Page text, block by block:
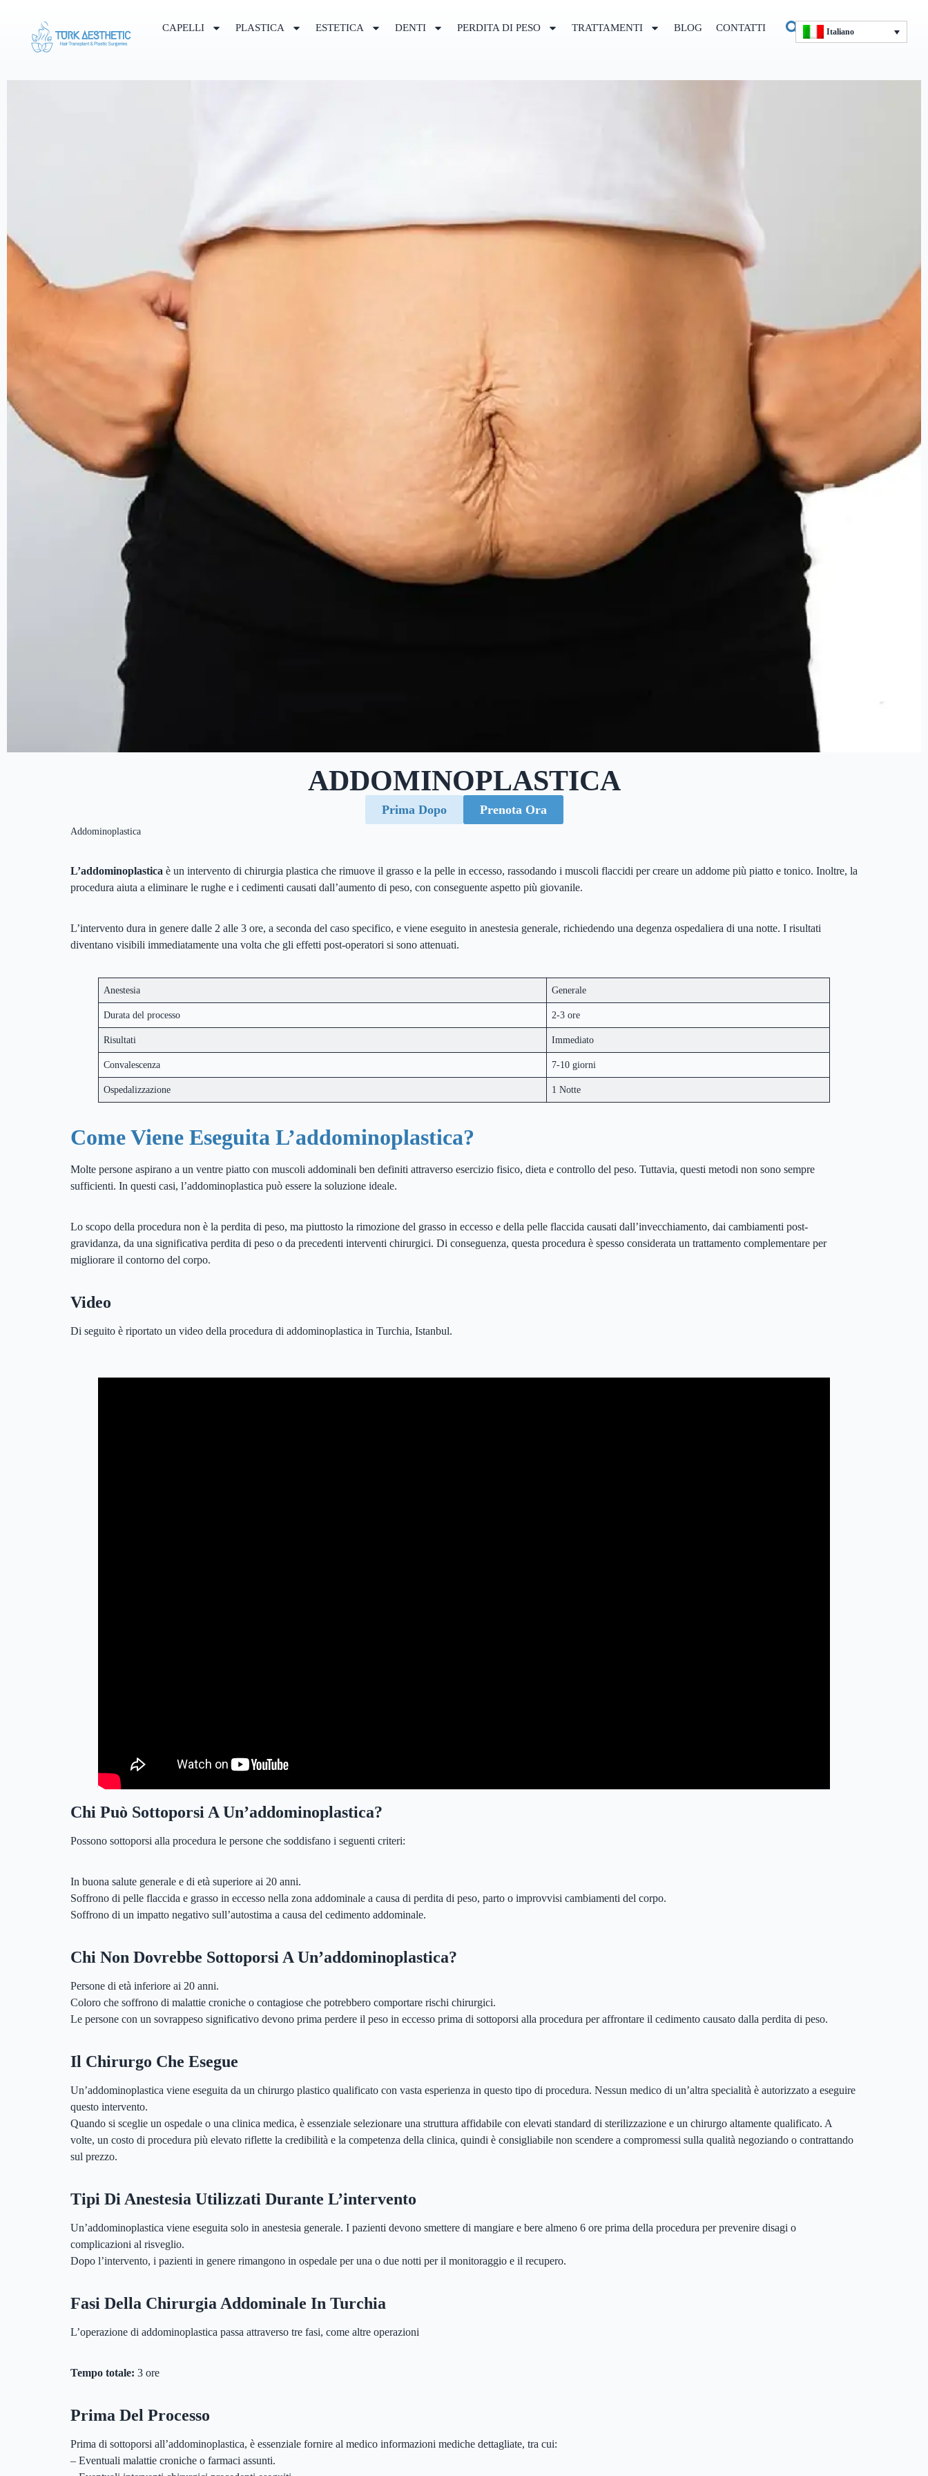
CAPELLI PLASTICA ESTETICA DENTI PERDITA DI PESO TRATTAMENTI BLOG CONTATTI Italiano
ADDOMINOPLASTICA
Prima Dopo Prenota Ora
Addominoplastica
L’addominoplastica è un intervento di chirurgia plastica che rimuove il grasso e la pelle in eccesso, rassodando i muscoli flaccidi per creare un addome più piatto e tonico. Inoltre, la
procedura aiuta a eliminare le rughe e i cedimenti causati dall’aumento di peso, con conseguente aspetto più giovanile.
L’intervento dura in genere dalle 2 alle 3 ore, a seconda del caso specifico, e viene eseguito in anestesia generale, richiedendo una degenza ospedaliera di una notte. I risultati
diventano visibili immediatamente una volta che gli effetti post-operatori si sono attenuati.
Anestesia Generale
Durata del processo 2-3 ore
Risultati Immediato
Convalescenza 7-10 giorni
Ospedalizzazione 1 Notte
Come Viene Eseguita L’addominoplastica?
Molte persone aspirano a un ventre piatto con muscoli addominali ben definiti attraverso esercizio fisico, dieta e controllo del peso. Tuttavia, questi metodi non sono sempre
sufficienti. In questi casi, l’addominoplastica può essere la soluzione ideale.
Lo scopo della procedura non è la perdita di peso, ma piuttosto la rimozione del grasso in eccesso e della pelle flaccida causati dall’invecchiamento, dai cambiamenti post-
gravidanza, da una significativa perdita di peso o da precedenti interventi chirurgici. Di conseguenza, questa procedura è spesso considerata un trattamento complementare per
migliorare il contorno del corpo.
Video
Di seguito è riportato un video della procedura di addominoplastica in Turchia, Istanbul.
Addominoplastica
Chi Può Sottoporsi A Un’addominoplastica?
Possono sottoporsi alla procedura le persone che soddisfano i seguenti criteri:
In buona salute generale e di età superiore ai 20 anni.
Soffrono di pelle flaccida e grasso in eccesso nella zona addominale a causa di perdita di peso, parto o improvvisi cambiamenti del corpo.
Soffrono di un impatto negativo sull’autostima a causa del cedimento addominale.
Chi Non Dovrebbe Sottoporsi A Un’addominoplastica?
Persone di età inferiore ai 20 anni.
Coloro che soffrono di malattie croniche o contagiose che potrebbero comportare rischi chirurgici.
Le persone con un sovrappeso significativo devono prima perdere il peso in eccesso prima di sottoporsi alla procedura per affrontare il cedimento causato dalla perdita di peso.
Il Chirurgo Che Esegue
Un’addominoplastica viene eseguita da un chirurgo plastico qualificato con vasta esperienza in questo tipo di procedura. Nessun medico di un’altra specialità è autorizzato a eseguire
questo intervento.
Quando si sceglie un ospedale o una clinica medica, è essenziale selezionare una struttura affidabile con elevati standard di sterilizzazione e un chirurgo altamente qualificato. A
volte, un costo di procedura più elevato riflette la credibilità e la competenza della clinica, quindi è consigliabile non scendere a compromessi sulla qualità negoziando o contrattando
sul prezzo.
Tipi Di Anestesia Utilizzati Durante L’intervento
Un’addominoplastica viene eseguita solo in anestesia generale. I pazienti devono smettere di mangiare e bere almeno 6 ore prima della procedura per prevenire disagi o
complicazioni al risveglio.
Dopo l’intervento, i pazienti in genere rimangono in ospedale per una o due notti per il monitoraggio e il recupero.
Fasi Della Chirurgia Addominale In Turchia
L’operazione di addominoplastica passa attraverso tre fasi, come altre operazioni
Tempo totale: 3 ore
Prima Del Processo
Prima di sottoporsi all’addominoplastica, è essenziale fornire al medico informazioni mediche dettagliate, tra cui:
– Eventuali malattie croniche o farmaci assunti.